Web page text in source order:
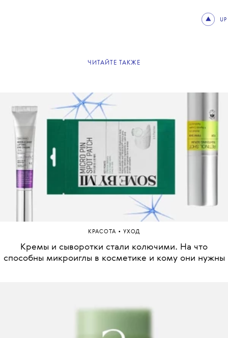
UP
ЧИТАЙТЕ ТАКЖЕ
КРАСОТА • УХОД
Кремы и сыворотки стали колючими. На что
способны микроиглы в косметике и кому они нужны